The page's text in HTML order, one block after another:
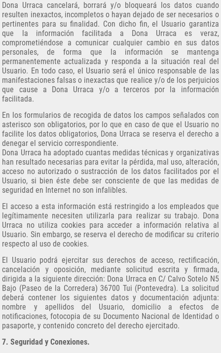
Dona Urraca cancelará, borrará y/o bloqueará los datos cuando
resulten inexactos, incompletos o hayan dejado de ser necesarios o
pertinentes para su finalidad. Con dicho fin, el Usuario garantiza
que la información facilitada a Dona Urraca es veraz,
comprometiéndose a comunicar cualquier cambio en sus datos
personales, de forma que la información se mantenga
permanentemente actualizada y responda a la situación real del
Usuario. En todo caso, el Usuario será el único responsable de las
manifestaciones falsas o inexactas que realice y/o de los perjuicios
que cause a Dona Urraca y/o a terceros por la información
facilitada.
En los formularios de recogida de datos los campos señalados con
asterisco son obligatorios, por lo que en caso de que el Usuario no
facilite los datos obligatorios, Dona Urraca se reserva el derecho a
denegar el servicio correspondiente.
Dona Urraca ha adoptado cuantas medidas técnicas y organizativas
han resultado necesarias para evitar la pérdida, mal uso, alteración,
acceso no autorizado o sustracción de los datos facilitados por el
Usuario, si bien éste debe ser consciente de que las medidas de
seguridad en Internet no son infalibles.
El acceso a esta información está restringido a los empleados que
legítimamente necesiten utilizarla para realizar su trabajo. Dona
Urraca no utiliza cookies para acceder a información relativa al
Usuario. Sin embargo, se reserva el derecho de modificar su criterio
respecto al uso de cookies.
El Usuario podrá ejercitar sus derechos de acceso, rectificación,
cancelación y oposición, mediante solicitud escrita y firmada,
dirigida a la siguiente dirección: Dona Urraca en C/ Calvo Sotelo N5
Bajo (Paseo de la Corredera) 36700 Tui (Pontevedra). La solicitud
deberá contener los siguientes datos y documentación adjunta:
nombre y apellidos del Usuario, domicilio a efectos de
notificaciones, fotocopia de su Documento Nacional de Identidad o
pasaporte, y contenido concreto del derecho ejercitado.
7. Seguridad y Conexiones.